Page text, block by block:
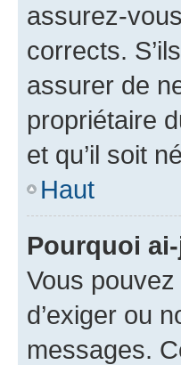
assurez-
corrects.
assurer de
propriétaire
et qu’il soit
Haut
Pourquoi
Vous
d’exiger ou
messages.